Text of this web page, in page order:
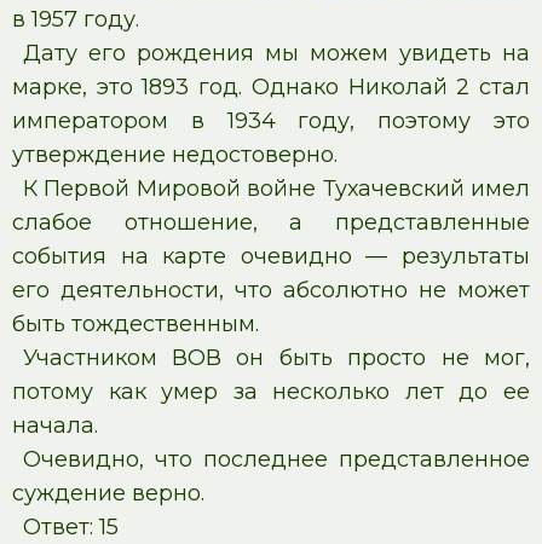
в 1957 году.
Дату его рождения мы можем увидеть на
марке, это 1893 год. Однако Николай 2 стал
императором в 1934 году, поэтому это
утверждение недостоверно.
К Первой Мировой войне Тухачевский имел
слабое отношение, а представленные
события на карте очевидно — результаты
его деятельности, что абсолютно не может
быть тождественным.
Участником ВОВ он быть просто не мог,
потому как умер за несколько лет до ее
начала.
Очевидно, что последнее представленное
суждение верно.
Ответ: 15